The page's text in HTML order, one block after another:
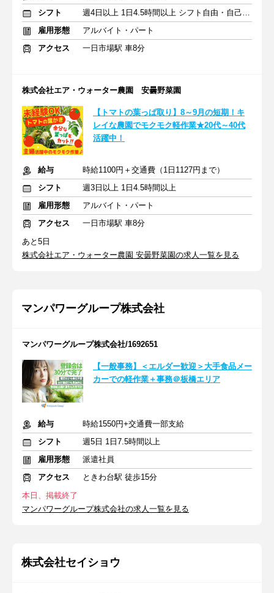
シフト
週4日以上 1日4.5時間以上 シフト自由・自己申告
雇用形態
アルバイト・パート
アクセス
一日市場駅 車8分
株式会社エア・ウォーター農園 安曇野菜園
【トマトの葉っぱ取り】8～9月の短期！キ
レイな農園でモクモク軽作業★20代～40代
活躍中！
給与
時給1100円＋交通費（1日1127円まで）
シフト
週3日以上 1日4.5時間以上
雇用形態
アルバイト・パート
アクセス
一日市場駅 車8分
あと5日
株式会社エア・ウォーター農園 安曇野菜園の求人一覧を見る
マンパワーグループ株式会社
マンパワーグループ株式会社/1692651
【一般事務】＜エルダー歓迎＞大手食品メー
カーでの軽作業＋事務＠板橋エリア
給与
時給1550円+交通費一部支給
シフト
週5日 1日7.5時間以上
雇用形態
派遣社員
アクセス
ときわ台駅 徒歩15分
本日、掲載終了
マンパワーグループ株式会社の求人一覧を見る
株式会社セイショウ